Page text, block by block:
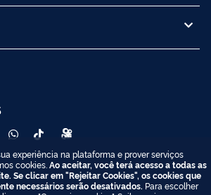
experiência na plataforma e prover serviços
cookies. Ao aceitar, você terá acesso a todas as
Se clicar em "Rejeitar Cookies", os cookies que
necessários serão desativados. Para escolher